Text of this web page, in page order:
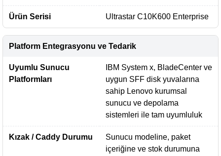
Ürün Serisi Ultrastar C10K600 Enterprise
Platform Entegrasyonu ve Tedarik
Uyumlu Sunucu
Platformları
IBM System x, BladeCenter ve
uygun SFF disk yuvalarına
sahip Lenovo kurumsal
sunucu ve depolama
sistemleri ile tam uyumluluk
Kızak / Caddy Durumu
Sunucu modeline, paket
içeriğine ve stok durumuna